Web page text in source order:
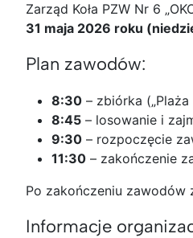
Zarząd Koła PZW Nr 6
31 maja 2026 roku
Plan zawodów:
8:30 – zbiórka
8:45 – losowanie i
9:30 – rozpoczęcie
11:30 – zakończenie
Po zakończeniu zawodów
Informacje